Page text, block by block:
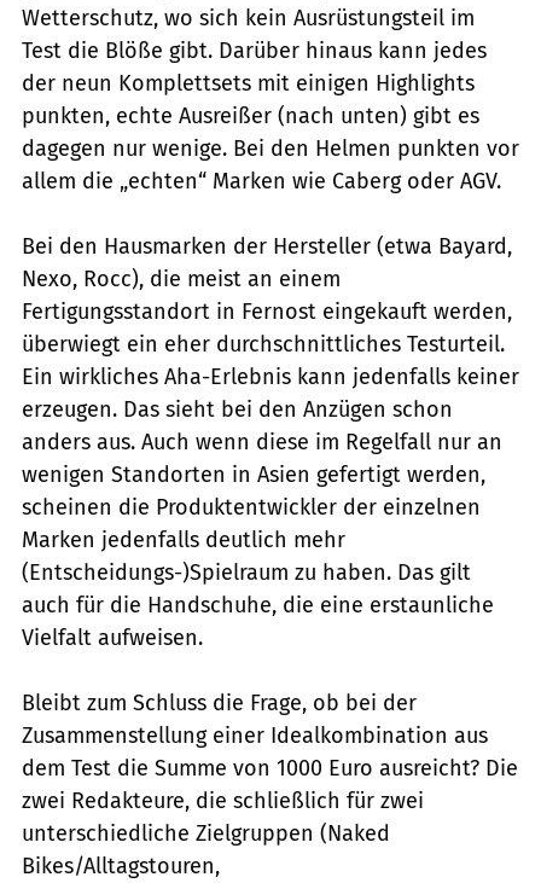
Wetterschutz, wo sich kein Ausrüstungsteil im
Test die Blöße gibt. Darüber hinaus kann jedes
der neun Komplettsets mit einigen Highlights
punkten, echte Ausreißer (nach unten) gibt es
dagegen nur wenige. Bei den Helmen punkten vor
allem die „echten“ Marken wie Caberg oder AGV.
Bei den Hausmarken der Hersteller (etwa Bayard,
Nexo, Rocc), die meist an einem
Fertigungsstandort in Fernost eingekauft werden,
überwiegt ein eher durchschnittliches Testurteil.
Ein wirkliches Aha-Erlebnis kann jedenfalls keiner
erzeugen. Das sieht bei den Anzügen schon
anders aus. Auch wenn diese im Regelfall nur an
wenigen Standorten in Asien gefertigt werden,
scheinen die Produktentwickler der einzelnen
Marken jedenfalls deutlich mehr
(Entscheidungs-)Spielraum zu haben. Das gilt
auch für die Handschuhe, die eine erstaunliche
Vielfalt aufweisen.
Bleibt zum Schluss die Frage, ob bei der
Zusammenstellung einer Idealkombination aus
dem Test die Summe von 1000 Euro ausreicht? Die
zwei Redakteure, die schließlich für zwei
unterschiedliche Zielgruppen (Naked
Bikes/Alltagstouren,